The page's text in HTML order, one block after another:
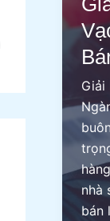
Giải
nhà
bán